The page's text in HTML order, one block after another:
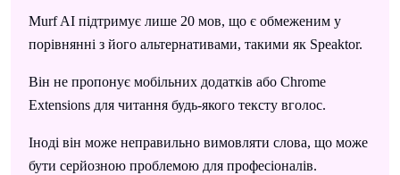
Murf AI підтримує лише 20 мов, що є обмеженим у
порівнянні з його альтернативами, такими як Speaktor.
Він не пропонує мобільних додатків або Chrome
Extensions для читання будь-якого тексту вголос.
Іноді він може неправильно вимовляти слова, що може
бути серйозною проблемою для професіоналів.